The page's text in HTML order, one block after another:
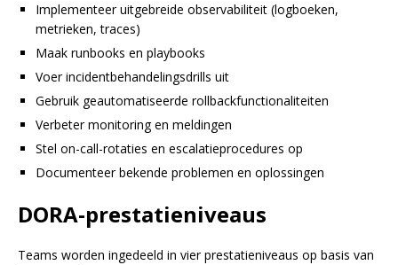
Implementeer uitgebreide observabiliteit (logboeken,
metrieken, traces)
Maak runbooks en playbooks
Voer incidentbehandelingsdrills uit
Gebruik geautomatiseerde rollbackfunctionaliteiten
Verbeter monitoring en meldingen
Stel on-call-rotaties en escalatieprocedures op
Documenteer bekende problemen en oplossingen
DORA-prestatieniveaus
Teams worden ingedeeld in vier prestatieniveaus op basis van